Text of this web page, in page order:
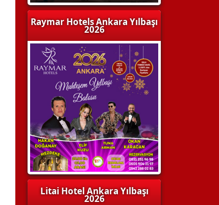
Raymar Hotels Ankara Yılbaşı
2026
Litai Hotel Ankara Yılbaşı
2026